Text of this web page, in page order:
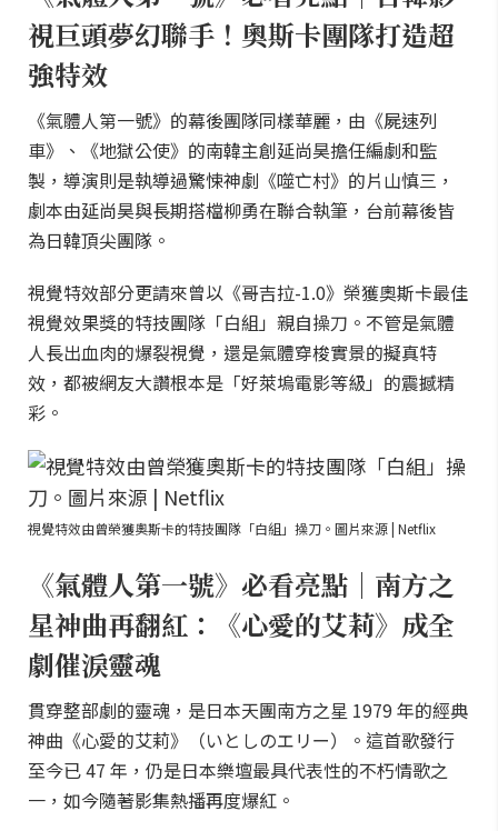
視巨頭夢幻聯手！奧斯卡團隊打造超
強特效
《氣體人第一號》的幕後團隊同樣華麗，由《屍速列
車》、《地獄公使》的南韓主創延尚昊擔任編劇和監
製，導演則是執導過驚悚神劇《噬亡村》的片山慎三，
劇本由延尚昊與長期搭檔柳勇在聯合執筆，台前幕後皆
為日韓頂尖團隊。
視覺特效部分更請來曾以《哥吉拉-1.0》榮獲奧斯卡最佳
視覺效果獎的特技團隊「白組」親自操刀。不管是氣體
人長出血肉的爆裂視覺，還是氣體穿梭實景的擬真特
效，都被網友大讚根本是「好萊塢電影等級」的震撼精
彩。
視覺特效由曾榮獲奧斯卡的特技團隊「白組」操刀。圖片來源 | Netflix
《氣體人第一號》必看亮點｜南方之
星神曲再翻紅：《心愛的艾莉》成全
劇催淚靈魂
貫穿整部劇的靈魂，是日本天團南方之星 1979 年的經典
神曲《心愛的艾莉》（いとしのエリー）。這首歌發行
至今已 47 年，仍是日本樂壇最具代表性的不朽情歌之
一，如今隨著影集熱播再度爆紅。